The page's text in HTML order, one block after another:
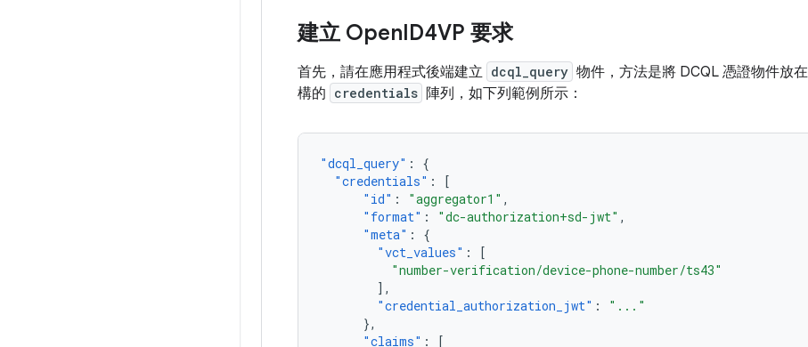
建立 OpenID4VP 要求
首先，請在應用程式後端建立 dcql_query 物件，方法是將 DCQL 憑證物件放在
構的 credentials 陣列，如下列範例所示：
"dcql_query" :
{
"credentials" :
[
"id" : "aggregator1" ,
"format" : "dc-authorization+sd-jwt" ,
"meta" :
{
"vct_values" :
[
"number-verification/device-phone-number/ts43"
],
"credential_authorization_jwt" :
"..."
},
"claims" :
[